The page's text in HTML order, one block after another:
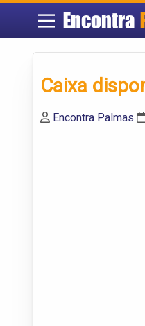
Encontra
Caixa
Encontra Palmas